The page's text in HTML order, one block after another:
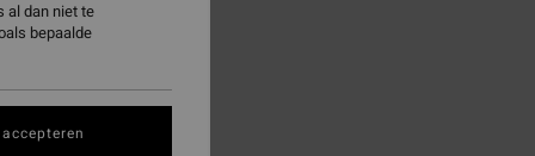
SALE EXTRA 25%
al dan niet te
bepaalde